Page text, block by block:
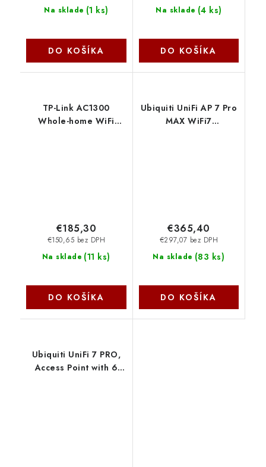
Na sklade (1 ks)
DO KOŠÍKA
Na sklade (4 ks)
DO KOŠÍKA
TP-Link AC1300
Whole-home WiFi
Na sklade (11 ks)
€150,65 bez DPH
€185,30
DO KOŠÍKA
Ubiquiti UniFi AP 7 Pro
MAX WiFi7
Na sklade (83 ks)
€297,07 bez DPH
€365,40
DO KOŠÍKA
Ubiquiti UniFi 7 PRO,
Access Point with 6